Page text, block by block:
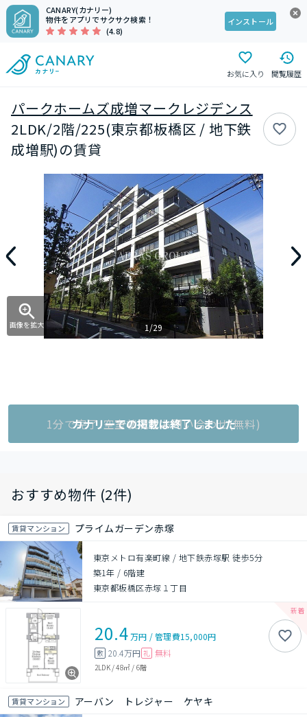
CANARY(カナリー)
物件をアプリでサクサク検索！
(4.8)
インストール
お気に入り 閲覧履歴
パークホームズ成増マークレジデンス
2LDK/2階/225(東京都板橋区 / 地下鉄
成増駅)の賃貸
画像を拡大 1/29
1分で完了!空室状況をお問い合わせ(無料)
カナリーでの掲載は終了しました
おすすめ物件 (2件)
賃貸マンション プライムガーデン赤塚
東京メトロ有楽町線 / 地下鉄赤塚駅 徒歩5分
築1年 / 6階建
東京都板橋区赤塚１丁目
20.4万円 /管理費15,000円
敷 20.4万円 礼 無料
2LDK/48㎡ / 6階
賃貸マンション アーバン トレジャー ケヤキ